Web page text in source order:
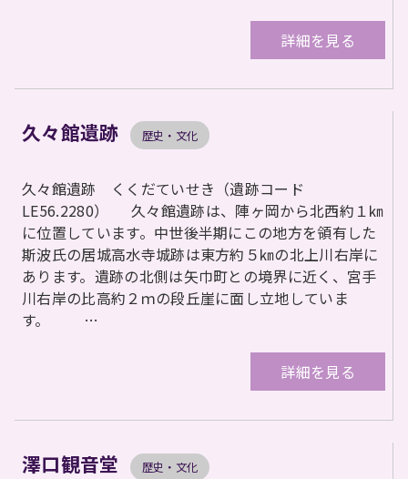
詳細を見る
久々館遺跡 歴史・文化
久々館遺跡 くくだていせき（遺跡コード
LE56.2280） 久々館遺跡は、陣ヶ岡から北西約１㎞
に位置しています。中世後半期にこの地方を領有した
斯波氏の居城高水寺城跡は東方約５㎞の北上川右岸に
あります。遺跡の北側は矢巾町との境界に近く、宮手
川右岸の比高約２ｍの段丘崖に面し立地していま
す。 …
詳細を見る
澤口観音堂 歴史・文化